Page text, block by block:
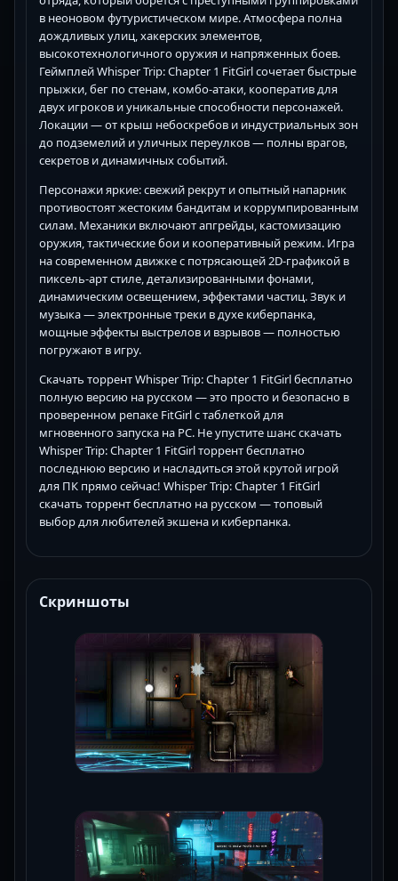
в неоновом футуристическом мире. Атмосфера полна
дождливых улиц, хакерских элементов,
высокотехнологичного оружия и напряженных боев.
Геймплей Whisper Trip: Chapter 1 FitGirl сочетает быстрые
прыжки, бег по стенам, комбо-атаки, кооператив для
двух игроков и уникальные способности персонажей.
Локации — от крыш небоскребов и индустриальных зон
до подземелий и уличных переулков — полны врагов,
секретов и динамичных событий.
Персонажи яркие: свежий рекрут и опытный напарник
противостоят жестоким бандитам и коррумпированным
силам. Механики включают апгрейды, кастомизацию
оружия, тактические бои и кооперативный режим. Игра
на современном движке с потрясающей 2D-графикой в
пиксель-арт стиле, детализированными фонами,
динамическим освещением, эффектами частиц. Звук и
музыка — электронные треки в духе киберпанка,
мощные эффекты выстрелов и взрывов — полностью
погружают в игру.
Скачать торрент Whisper Trip: Chapter 1 FitGirl бесплатно
полную версию на русском — это просто и безопасно в
проверенном репаке FitGirl с таблеткой для
мгновенного запуска на PC. Не упустите шанс скачать
Whisper Trip: Chapter 1 FitGirl торрент бесплатно
последнюю версию и насладиться этой крутой игрой
для ПК прямо сейчас! Whisper Trip: Chapter 1 FitGirl
скачать торрент бесплатно на русском — топовый
выбор для любителей экшена и киберпанка.
Скриншоты